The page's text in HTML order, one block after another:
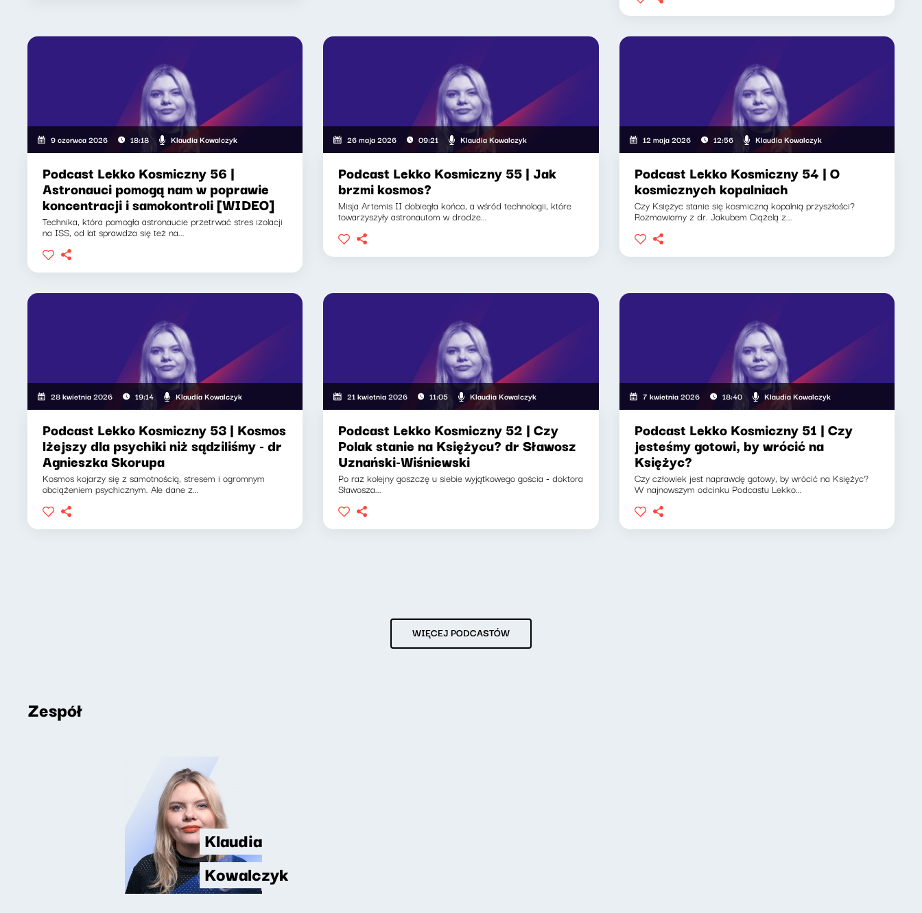
9 czerwca 2026 18:18 Klaudia Kowalczyk
Podcast Lekko Kosmiczny 56 |
Astronauci pomogą nam w poprawie
koncentracji i samokontroli [WIDEO]
Technika, która pomogła astronaucie przetrwać stres izolacji
na ISS, od lat sprawdza się też na...
26 maja 2026 09:21 Klaudia Kowalczyk
Podcast Lekko Kosmiczny 55 | Jak
brzmi kosmos?
Misja Artemis II dobiegła końca, a wśród technologii, które
towarzyszyły astronautom w drodze...
12 maja 2026 12:56 Klaudia Kowalczyk
Podcast Lekko Kosmiczny 54 | O
kosmicznych kopalniach
Czy Księżyc stanie się kosmiczną kopalnią przyszłości?
Rozmawiamy z dr. Jakubem Ciążelą z...
28 kwietnia 2026 19:14 Klaudia Kowalczyk
Podcast Lekko Kosmiczny 53 | Kosmos
lżejszy dla psychiki niż sądziliśmy - dr
Agnieszka Skorupa
Kosmos kojarzy się z samotnością, stresem i ogromnym
obciążeniem psychicznym. Ale dane z...
21 kwietnia 2026 11:05 Klaudia Kowalczyk
Podcast Lekko Kosmiczny 52 | Czy
Polak stanie na Księżycu? dr Sławosz
Uznański-Wiśniewski
Po raz kolejny goszczę u siebie wyjątkowego gościa - doktora
Sławosza...
7 kwietnia 2026 18:40 Klaudia Kowalczyk
Podcast Lekko Kosmiczny 51 | Czy
jesteśmy gotowi, by wrócić na
Księżyc?
Czy człowiek jest naprawdę gotowy, by wrócić na Księżyc?
W najnowszym odcinku Podcastu Lekko...
WIĘCEJ PODCASTÓW
Zespół
Klaudia
Kowalczyk